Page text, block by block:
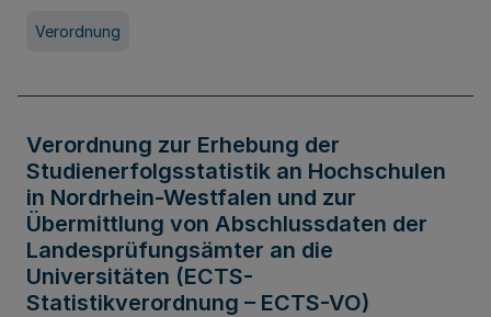
Verordnung
Verordnung zur Erhebung der
Studienerfolgsstatistik an Hochschulen
in Nordrhein-Westfalen und zur
Übermittlung von Abschlussdaten der
Landesprüfungsämter an die
Universitäten (ECTS-
Statistikverordnung – ECTS-VO)